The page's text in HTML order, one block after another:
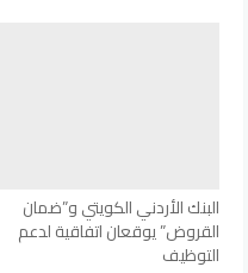
البنك الأردني الكويتي و”ضمان
القروض” يوقعان اتفاقية لدعم
التوظيف